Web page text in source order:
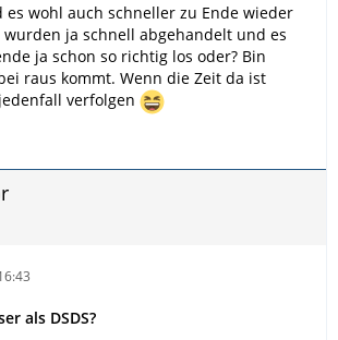
wohl auch schneller zu Ende wieder
wurden ja schnell abgehandelt und es
ja schon so richtig los oder? Bin
raus kommt. Wenn die Zeit da ist
verfolgen
als DSDS?